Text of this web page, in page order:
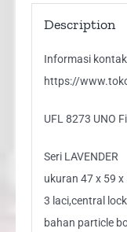
Description
Informasi
https://
UFL 8273 UNO
Seri LAVENDER
ukuran 47 x 59 x
3 laci,central lock
bahan particle